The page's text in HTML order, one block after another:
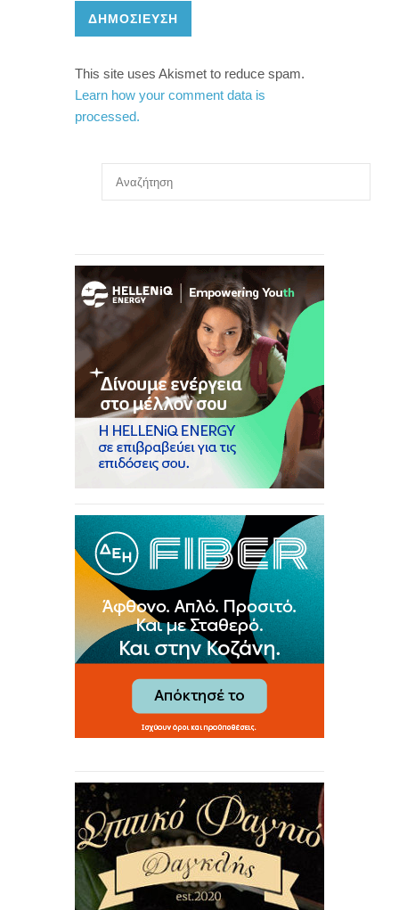
ΔΗΜΟΣΊΕΥΣΗ
This site uses Akismet to reduce spam.
Learn how your comment data is
processed.